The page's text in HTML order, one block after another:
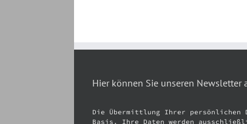
Hier können Sie unseren Newsletter
Die Übermittlung Ihrer
Basis. Ihre Daten werden